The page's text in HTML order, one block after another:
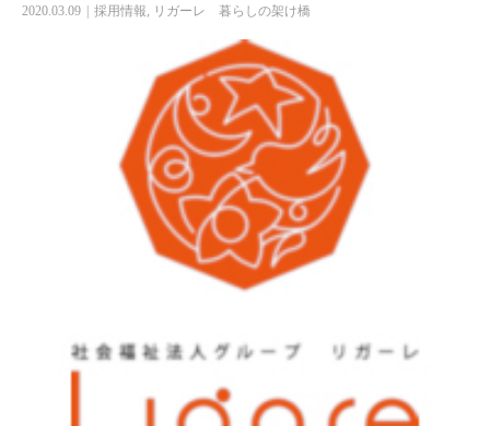
2020.03.09 採用情報, リガーレ 暮らしの架け橋